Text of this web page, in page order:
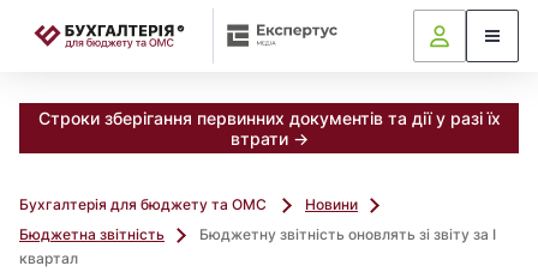
Строки зберігання первинних документів та дії у разі їх
втрати →
Бухгалтерія для бюджету та ОМС
Новини
Бюджетна звітність
Бюджетну звітність оновлять зі звіту за І
квартал